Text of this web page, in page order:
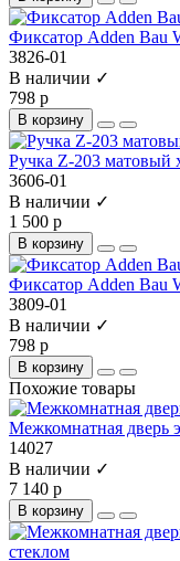
Фиксатор Adden Bau
3826-01
В наличии ✓
798 р
В корзину
Ручка Z-203 матовый
3606-01
В наличии ✓
1 500 р
В корзину
Фиксатор Adden Bau
3809-01
В наличии ✓
798 р
В корзину
Похожие товары
Межкомнатная дверь
14027
В наличии ✓
7 140 р
В корзину